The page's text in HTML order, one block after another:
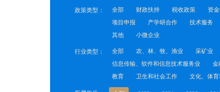
政策类型： 全部 财政扶持 税收政策 资
项目申报
产学研合作 技术服务
其他
小微企业
行业类型： 全部 农、林、牧、渔业 采矿业
信息传输、软件和信息技术服务业
金
教育
卫生和社会工作 文化、体